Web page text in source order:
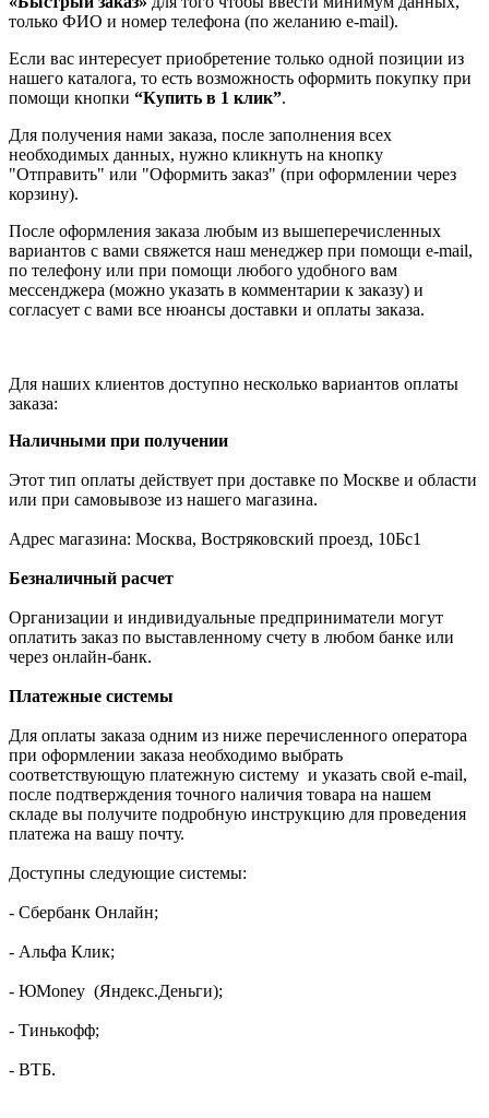
только ФИО и номер телефона (по желанию e-mail).
Если вас интересует приобретение только одной позиции из
нашего каталога, то есть возможность оформить покупку при
помощи кнопки “Купить в 1 клик”.
Для получения нами заказа, после заполнения всех
необходимых данных, нужно кликнуть на кнопку
"Отправить" или "Оформить заказ" (при оформлении через
корзину).
После оформления заказа любым из вышеперечисленных
вариантов с вами свяжется наш менеджер при помощи e-mail,
по телефону или при помощи любого удобного вам
мессенджера (можно указать в комментарии к заказу) и
согласует с вами все нюансы доставки и оплаты заказа.
Для наших клиентов доступно несколько вариантов оплаты
заказа:
Наличными при получении
Этот тип оплаты действует при доставке по Москве и области
или при самовывозе из нашего магазина.
Адрес магазина: Москва, Востряковский проезд, 10Бс1
Безналичный расчет
Организации и индивидуальные предприниматели могут
оплатить заказ по выставленному счету в любом банке или
через онлайн-банк.
Платежные системы
Для оплаты заказа одним из ниже перечисленного оператора
при оформлении заказа необходимо выбрать
соответствующую платежную систему и указать свой e-mail,
после подтверждения точного наличия товара на нашем
складе вы получите подробную инструкцию для проведения
платежа на вашу почту.
Доступны следующие системы:
- Сбербанк Онлайн;
- Альфа Клик;
- ЮMoney (Яндекс.Деньги);
- Тинькофф;
- ВТБ.